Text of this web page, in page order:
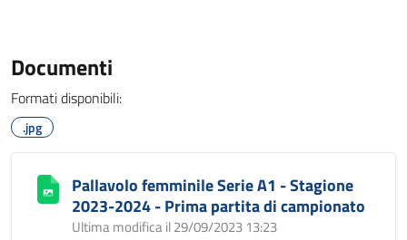
Documenti
Formati disponibili:
.jpg
Pallavolo femminile Serie A1 - Stagione
2023-2024 - Prima partita di campionato
Ultima modifica il 29/09/2023 13:23